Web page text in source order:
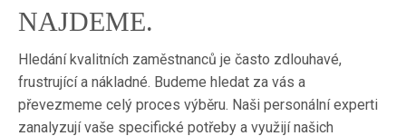
NAJDEME.
Hledání kvalitních zaměstnanců je často zdlouhavé,
frustrující a nákladné. Budeme hledat za vás a
převezmeme celý proces výběru. Naši personální experti
zanalyzují vaše specifické potřeby a využijí našich